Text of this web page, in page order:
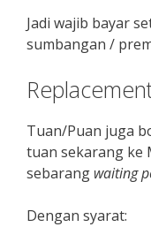
Jadi wajib bayar
sumbangan /
Tuan/Puan juga
tuan sekarang ke
sebarang waiting
Dengan syarat: